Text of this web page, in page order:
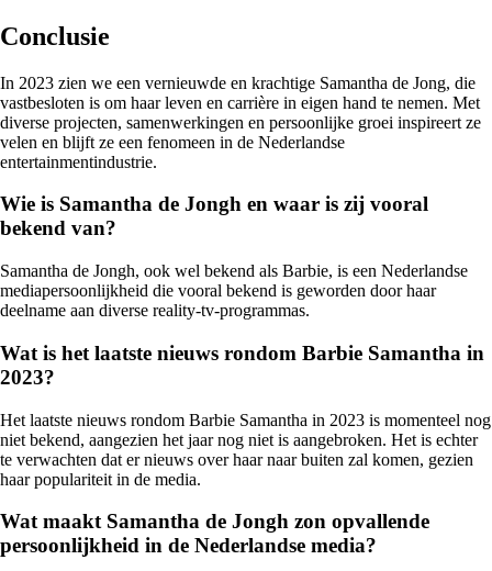
Conclusie
In 2023 zien we een vernieuwde en krachtige Samantha de Jong, die
vastbesloten is om haar leven en carrière in eigen hand te nemen. Met
diverse projecten, samenwerkingen en persoonlijke groei inspireert ze
velen en blijft ze een fenomeen in de Nederlandse
entertainmentindustrie.
Wie is Samantha de Jongh en waar is zij vooral
bekend van?
Samantha de Jongh, ook wel bekend als Barbie, is een Nederlandse
mediapersoonlijkheid die vooral bekend is geworden door haar
deelname aan diverse reality-tv-programmas.
Wat is het laatste nieuws rondom Barbie Samantha in
2023?
Het laatste nieuws rondom Barbie Samantha in 2023 is momenteel nog
niet bekend, aangezien het jaar nog niet is aangebroken. Het is echter
te verwachten dat er nieuws over haar naar buiten zal komen, gezien
haar populariteit in de media.
Wat maakt Samantha de Jongh zon opvallende
persoonlijkheid in de Nederlandse media?